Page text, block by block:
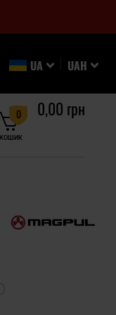
UAH
UA
КОШИК
0 0,00 грн